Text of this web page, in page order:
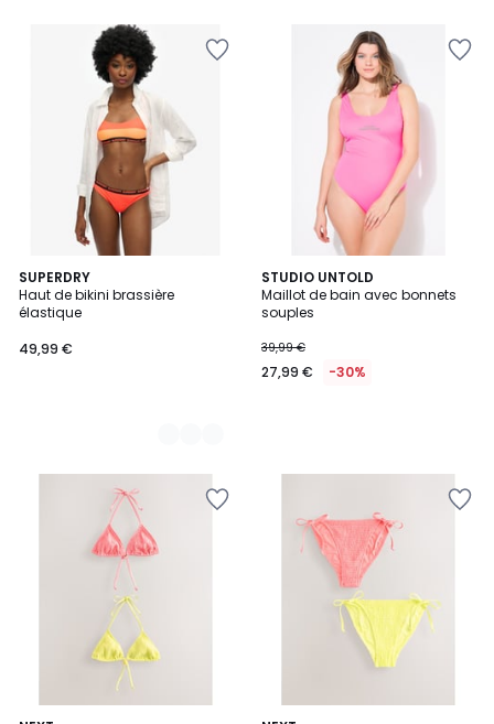
SUPERDRY
Haut de bikini brassière
élastique
49,99 €
2
Couleurs
STUDIO UNTOLD
Maillot de bain avec bonnets
souples
39,99 €
27,99 € -30%